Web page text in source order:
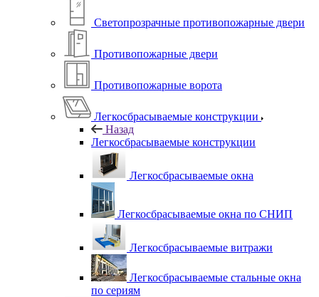
Светопрозрачные противопожарные двери
Противопожарные двери
Противопожарные ворота
Легкосбрасываемые конструкции
Назад
Легкосбрасываемые конструкции
Легкосбрасываемые окна
Легкосбрасываемые окна по СНИП
Легкосбрасываемые витражи
Легкосбрасываемые стальные окна
по сериям